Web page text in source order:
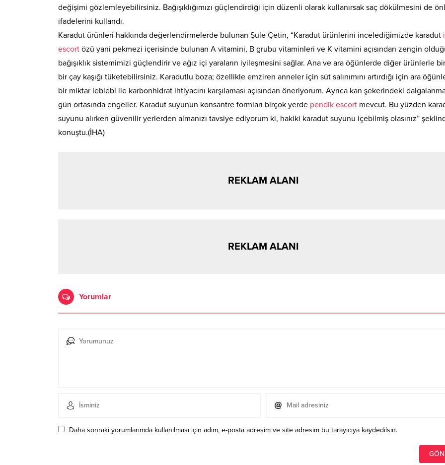
değişimi gözlemleyebilirsiniz. Bağışıklığımızı güçlendirdiği için düzenli olarak kullanırsak saç dökülmesini de
ifadelerini kullandı.
Karadut ürünleri hakkında değerlendirmelerde bulunan Şule Çetin, “Karadut ürünlerini incelediğimizde karadut
escort özü yani pekmezi içerisinde bulunan A vitamini, B grubu vitaminleri ve K vitamini açısından zengin
bağışıklık sistemimizi güçlendirir ve ağız içi yaraların iyileşmesini sağlar. Ana ve ara öğünlerde diğer ürünlerle
bir çay kaşığı tüketebilirsiniz. Karadutlu boza; özellikle emziren anneler için süt salınımını artırdığı için ara
bir miktar leblebi ile karbonhidrat ihtiyacını karşılaması açısından öneriyorum. Ayrıca kan şekerindeki
gün ortasında engeller. Karadut suyunun konsantre formları birçok yerde pendik escort mevcut. Bu yüzden
suyunu alırken güvenilir yerlerden almanızı tavsiye ediyorum ki, hakiki karadut suyunu içebilmiş olasınız”
konuştu.(İHA)
REKLAM ALANI
REKLAM ALANI
Yorumlar
Daha sonraki yorumlarımda kullanılması için adım, e-posta adresim ve site adresim bu tarayıcıya kaydedilsin.